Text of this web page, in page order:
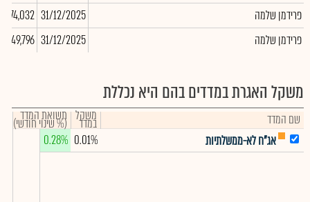
פרידמן שלמה
31/12/2025
-174,032
פרידמן שלמה
31/12/2025
-49,796
משקל האגרת במדדים בהם היא נכללת
שם המדד משקל
במדד תשואת המדד
(% שינוי חודשי)
אג"ח לא-ממשלתיות
0.01%
0.28%